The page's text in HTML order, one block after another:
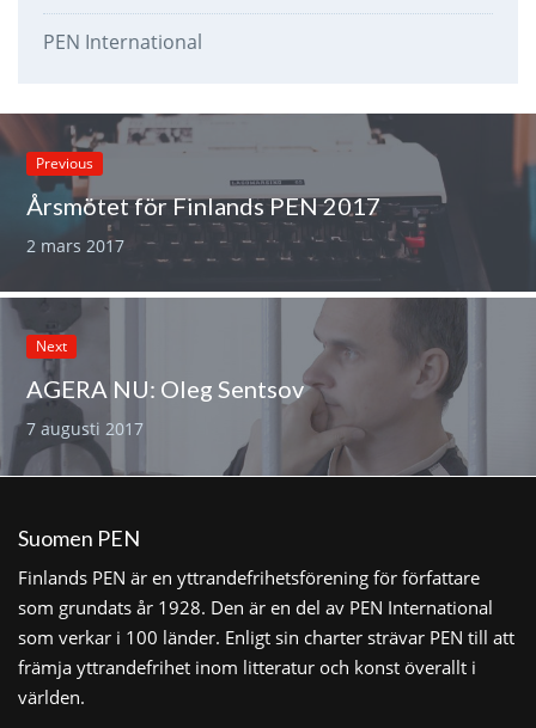
PEN International
Previous
Årsmötet för Finlands PEN 2017
2 mars 2017
Next
AGERA NU: Oleg Sentsov
7 augusti 2017
Suomen PEN
Finlands PEN är en yttrandefrihetsförening för författare
som grundats år 1928. Den är en del av PEN International
som verkar i 100 länder. Enligt sin charter strävar PEN till att
främja yttrandefrihet inom litteratur och konst överallt i
världen.